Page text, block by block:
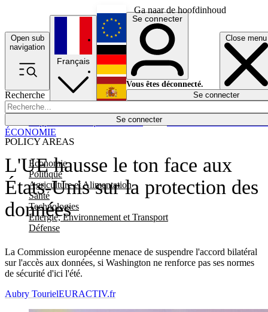
Ga naar de hoofdinhoud
Open sub
navigation
Close menu
Recherche
Se connecter
POLICY AREAS
Economie
Politique
Agriculture et Alimentation
Santé
Technologies
Energie, Environnement et Transport
Défense
Économie
Français
English
Deutsch
Español
Se connecter
Vous êtes déconnecté.
Se connecter
L'UE hausse le ton face aux
États-Unis sur la protection des
données
La Commission européenne menace de suspendre l'accord bilatéral
sur l'accès aux données, si Washington ne renforce pas ses normes
de sécurité d'ici l'été.
ÉCONOMIE
Aubry TourielEURACTIV.fr